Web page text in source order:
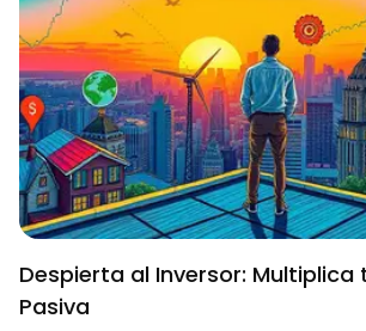
Despierta al Inversor: Multiplica
Pasiva